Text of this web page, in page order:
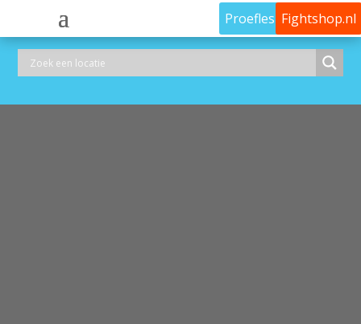
Proefles Fightshop.nl